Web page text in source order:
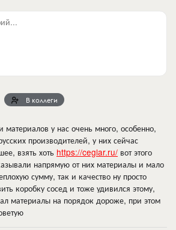
В коллеги
материалов у нас очень много, особенно,
производителей, у них сейчас
взять хоть https://ceglar.ru/ вот этого
напрямую от них материалы и мало
сумму, так и качество ну просто
коробку сосед и тоже удивился этому,
материалы на порядок дороже, при этом